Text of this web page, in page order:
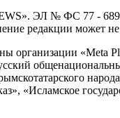
ЭЛ № ФС 77 -
редакции может
организации «Meta
«Исламское